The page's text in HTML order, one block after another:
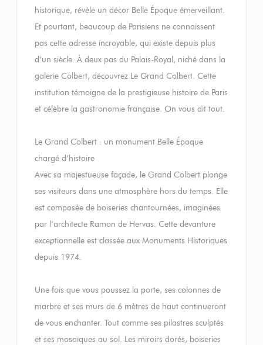
historique, révèle un décor Belle Époque émerveillant.
Et pourtant, beaucoup de Parisiens ne connaissent
pas cette adresse incroyable, qui existe depuis plus
d’un siècle. À deux pas du Palais-Royal, niché dans la
galerie Colbert, découvrez Le Grand Colbert. Cette
institution témoigne de la prestigieuse histoire de Paris
et célèbre la gastronomie française. On vous dit tout.
Le Grand Colbert : un monument Belle Époque
chargé d’histoire
Avec sa majestueuse façade, le Grand Colbert plonge
ses visiteurs dans une atmosphère hors du temps. Elle
est composée de boiseries chantournées, imaginées
par l’architecte Ramon de Hervas. Cette devanture
exceptionnelle est classée aux Monuments Historiques
depuis 1974.
Une fois que vous poussez la porte, ses colonnes de
marbre et ses murs de 6 mètres de haut continueront
de vous enchanter. Tout comme ses pilastres sculptés
et ses mosaïques au sol. Les miroirs dorés, boiseries